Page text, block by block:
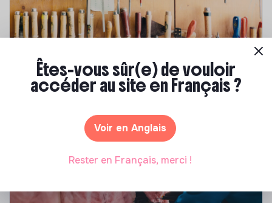
Compétences & formations
Comment se former à la transition écologique
Marianne Roussel• 09 janvier 2024
Êtes-vous sûr(e) de vouloir
accéder au site en Français ?
Voir en Anglais
Rester en Français, merci !